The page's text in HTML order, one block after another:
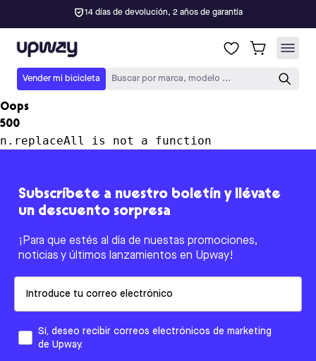
14 días de devolución, 2 años de garantía
Upway
Vender mi bicicleta Buscar por marca, modelo ...
Oops
500
n.replaceAll is not a function
Subscríbete a nuestro boletín y llévate
un descuento sorpresa
¡Para que estés al día de nuestas promociones,
noticias y últimos lanzamientos en Upway!
Sí, deseo recibir correos electrónicos de marketing
de Upway.